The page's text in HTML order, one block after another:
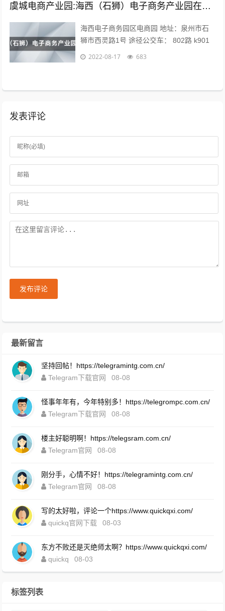
虞城电商产业园:海西（石狮）电子商务产业园在哪？
海西电子商务园区电商园 地址：泉州市石
狮市西灵路1号 途径公交车： 802路 k901
路 k902路到石狮服装城南区公交站下车向
2022-08-17 683
发表评论
发布评论
最新留言
坚持回帖！https://telegramintg.com.cn/
Telegram下载官网
08-08
怪事年年有，今年特别多！https://telegrompc.com.cn/
Telegram下载官网
08-08
楼主好聪明啊！https://telegsram.com.cn/
Telegram官网
08-08
刚分手，心情不好！https://telegramintg.com.cn/
Telegram官网
08-08
写的太好啦，评论一个https://www.quickqxi.com/
quickq官网下载
08-03
东方不败还是灭绝师太啊？https://www.quickqxi.com/
quickq
08-03
标签列表